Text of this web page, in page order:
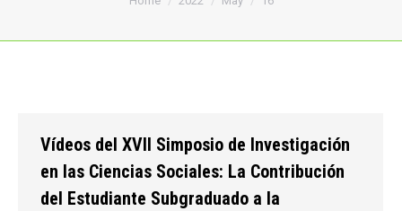
Vídeos del XVII Simposio de Investigación
en las Ciencias Sociales: La Contribución
del Estudiante Subgraduado a la